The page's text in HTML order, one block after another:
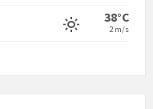
38°C
2 m/s